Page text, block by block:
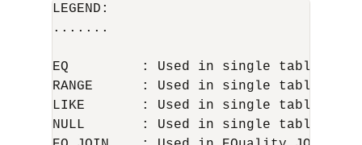
LEGEND:
.......
EQ         : Used in single table
RANGE      : Used in single table
LIKE       : Used in single table LIKE
NULL       : Used in single table is